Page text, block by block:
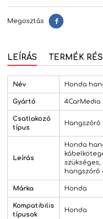
Megosztás Megosztás
LEÍRÁS TERMÉK
Név Honda
Gyártó 4CarMedia
Csatlakozó
típus
Hangszóró
Leírás
Honda
hangszóró
Márka Honda
Kompatibilis
típusok
Honda